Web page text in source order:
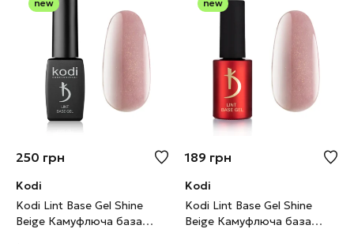
new
250 грн
Kodi
Kodi Lint Base Gel Shine
Beige Камуфлюча база
new
189 грн
Kodi
Kodi Lint Base Gel Shine
Beige Камуфлюча база